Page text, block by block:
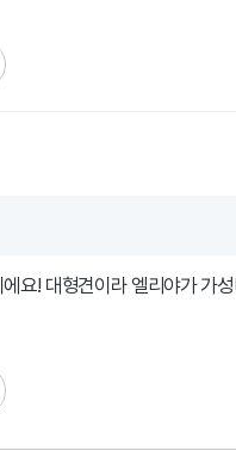
요! 대형견이라 엘리야가 가